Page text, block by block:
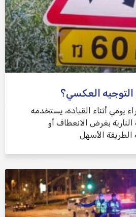
التوجيه العكسي؟
يومي أثناء القيادة، يستخدمه
النارية بغرض الانعطاف أو
الطريقة الأسهل